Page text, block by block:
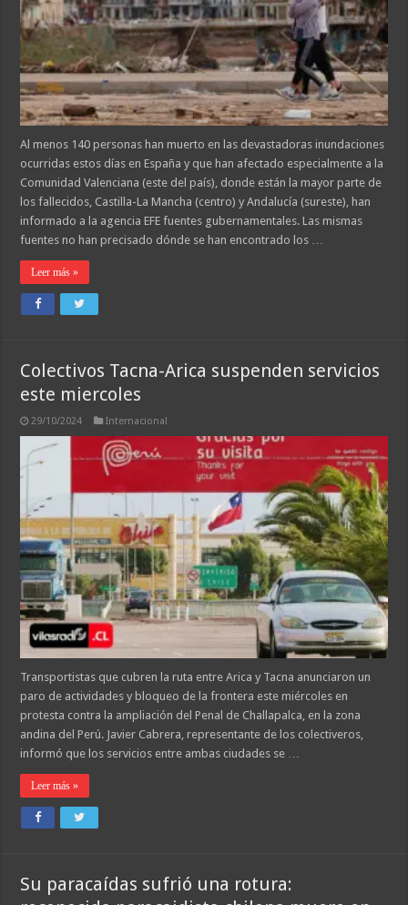
Al menos 140 personas han muerto en las devastadoras inundaciones
ocurridas estos días en España y que han afectado especialmente a la
Comunidad Valenciana (este del país), donde están la mayor parte de
los fallecidos, Castilla-La Mancha (centro) y Andalucía (sureste), han
informado a la agencia EFE fuentes gubernamentales. Las mismas
fuentes no han precisado dónde se han encontrado los …
Leer más »
Colectivos Tacna-Arica suspenden servicios
este miercoles
29/10/2024 Internacional
Transportistas que cubren la ruta entre Arica y Tacna anunciaron un
paro de actividades y bloqueo de la frontera este miércoles en
protesta contra la ampliación del Penal de Challapalca, en la zona
andina del Perú. Javier Cabrera, representante de los colectiveros,
informó que los servicios entre ambas ciudades se …
Leer más »
Su paracaídas sufrió una rotura: